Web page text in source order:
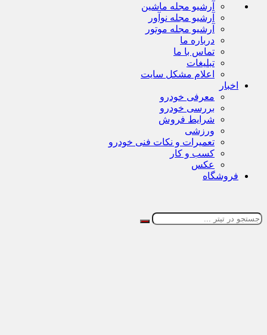
آرشیو مجله ماشین
آرشیو مجله نوآور
آرشیو مجله موتور
درباره ما
تماس با ما
تبلیغات
اعلام مشکل سایت
اخبار
معرفی خودرو
بررسی خودرو
شرایط فروش
ورزشی
تعمیرات و نکات فنی خودرو
کسب و کار
عکس
فروشگاه